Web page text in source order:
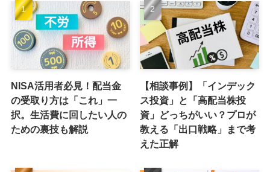
NISA活用者必見！配当金
の受取り方は「これ」一
択。生活費に回したい人の
ための裏技も解説
【相談事例】「インデック
ス投資」と「高配当株投
資」どっちがいい？プロが
教える「出口戦略」まで考
えた正解